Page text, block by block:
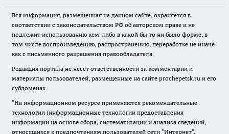
Вся информация, размещенная на данном сайте, охраняется в
соответствии с законодательством РФ об авторском праве и не
подлежит использованию кем-либо в какой бы то ни было форме, в
том числе воспроизведению, распространению, переработке не иначе
как с письменного разрешения правообладателя.
Редакция портала не несет ответственности за комментарии и
материалы пользователей, размещенные на сайте prochepetsk.ru и его
субдоменах.
"На информационном ресурсе применяются рекомендательные
технологии (информационные технологии предоставления
информации на основе сбора, систематизации и анализа сведений,
относящихся к предпочтениям пользователей сети "Интернет",